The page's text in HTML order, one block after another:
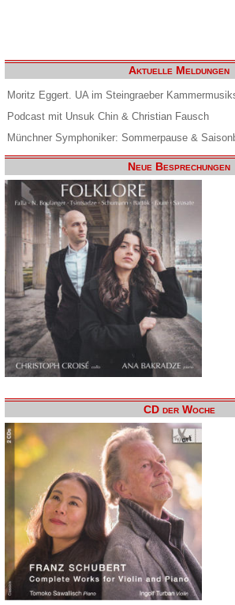
Aktuelle Meldungen
Moritz Eggert. UA im Steingraeber
Podcast mit Unsuk Chin & Christian Fausch
Münchner Symphoniker: Sommerpause &
Neue Besprechungen
CD der Woche